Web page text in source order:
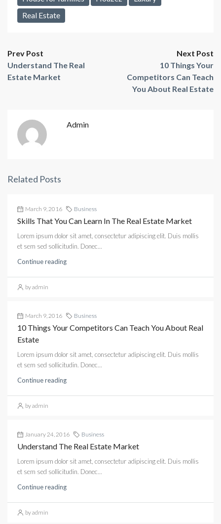
Real Estate
Prev Post
Understand The Real
Estate Market
Next Post
10 Things Your
Competitors Can Teach
You About Real Estate
Admin
Related Posts
March 9, 2016 Business
Skills That You Can Learn In The Real Estate Market
Lorem ipsum dolor sit amet, consectetur adipiscing elit. Duis mollis
et sem sed sollicitudin. Donec...
Continue reading
by admin
March 9, 2016 Business
10 Things Your Competitors Can Teach You About Real
Estate
Lorem ipsum dolor sit amet, consectetur adipiscing elit. Duis mollis
et sem sed sollicitudin. Donec...
Continue reading
by admin
January 24, 2016 Business
Understand The Real Estate Market
Lorem ipsum dolor sit amet, consectetur adipiscing elit. Duis mollis
et sem sed sollicitudin. Donec...
Continue reading
by admin